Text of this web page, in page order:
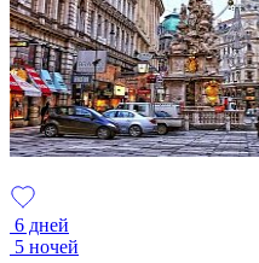
6 дней
5 ночей